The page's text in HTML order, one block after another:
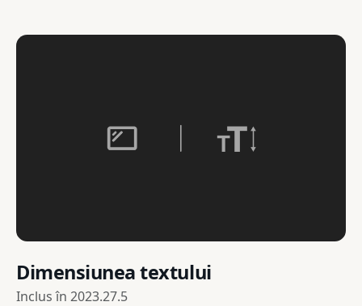
Dimensiunea textului
Inclus în 2023.27.5